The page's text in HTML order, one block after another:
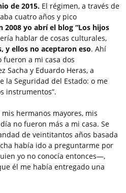
de 2015. El régimen, a través de
cuatro años y pico
2008 yo abrí el blog “Los hijos
hablar de cosas culturales,
y ellos no aceptaron eso. Ahí
fueron a mi casa dos
Sacha y Eduardo Heras, a
la Seguridad del Estado: o me
instrumentos”.
hermanos mayores, mis
no fueron más a mi casa. Se
de veintitantos años basada
había ido a preguntarme por
yo no conocía entonces―,
él me había entregado una